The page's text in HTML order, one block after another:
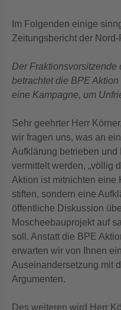
Im Folgenden einige
Zeitungsbericht der
Der Fraktionsvorsitzende
betrachtet die BPE
eine Kampagne, um
Sehr geehrter Herr Körner,
wir fragen uns, was an
Aufklärung betrieben
vermittelt werden, „völlig
Aktion ist mitnichten eine
stiften, sondern eine
öffentliche Diskussion
Moscheebauprojekt auf
soll. Anstatt die BPE
erwarten wir von Ihnen
Auseinandersetzung mit
Argumenten.
Des weiteren wird Herr